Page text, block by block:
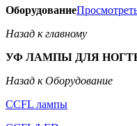
Оборудование
Назад к главному
УФ ЛАМПЫ ДЛЯ
Назад к Оборудование
CCFL лампы